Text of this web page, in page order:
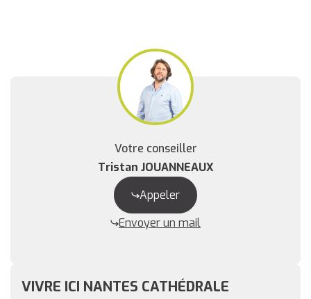
Votre conseiller
Tristan JOUANNEAUX
Appeler
Envoyer un mail
VIVRE ICI NANTES CATHÉDRALE